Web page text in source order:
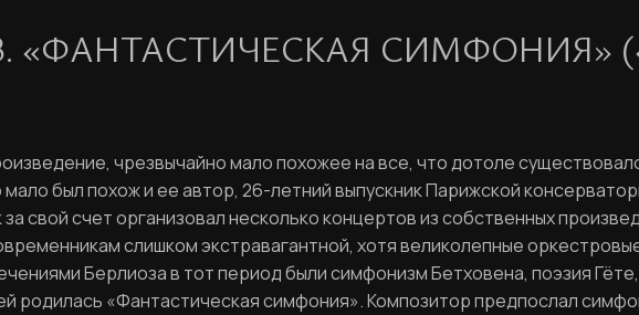
«ФАНТАСТИЧЕСКАЯ
чрезвычайно мало похожее на все, что дотоле
был похож и ее автор, 26-летний выпускник Парижской
свой счет организовал несколько концертов из собственных
слишком экстравагантной, хотя великолепные
Берлиоза в тот период были симфонизм Бетховена, поэзия
родилась «Фантастическая симфония». Композитор предпослал